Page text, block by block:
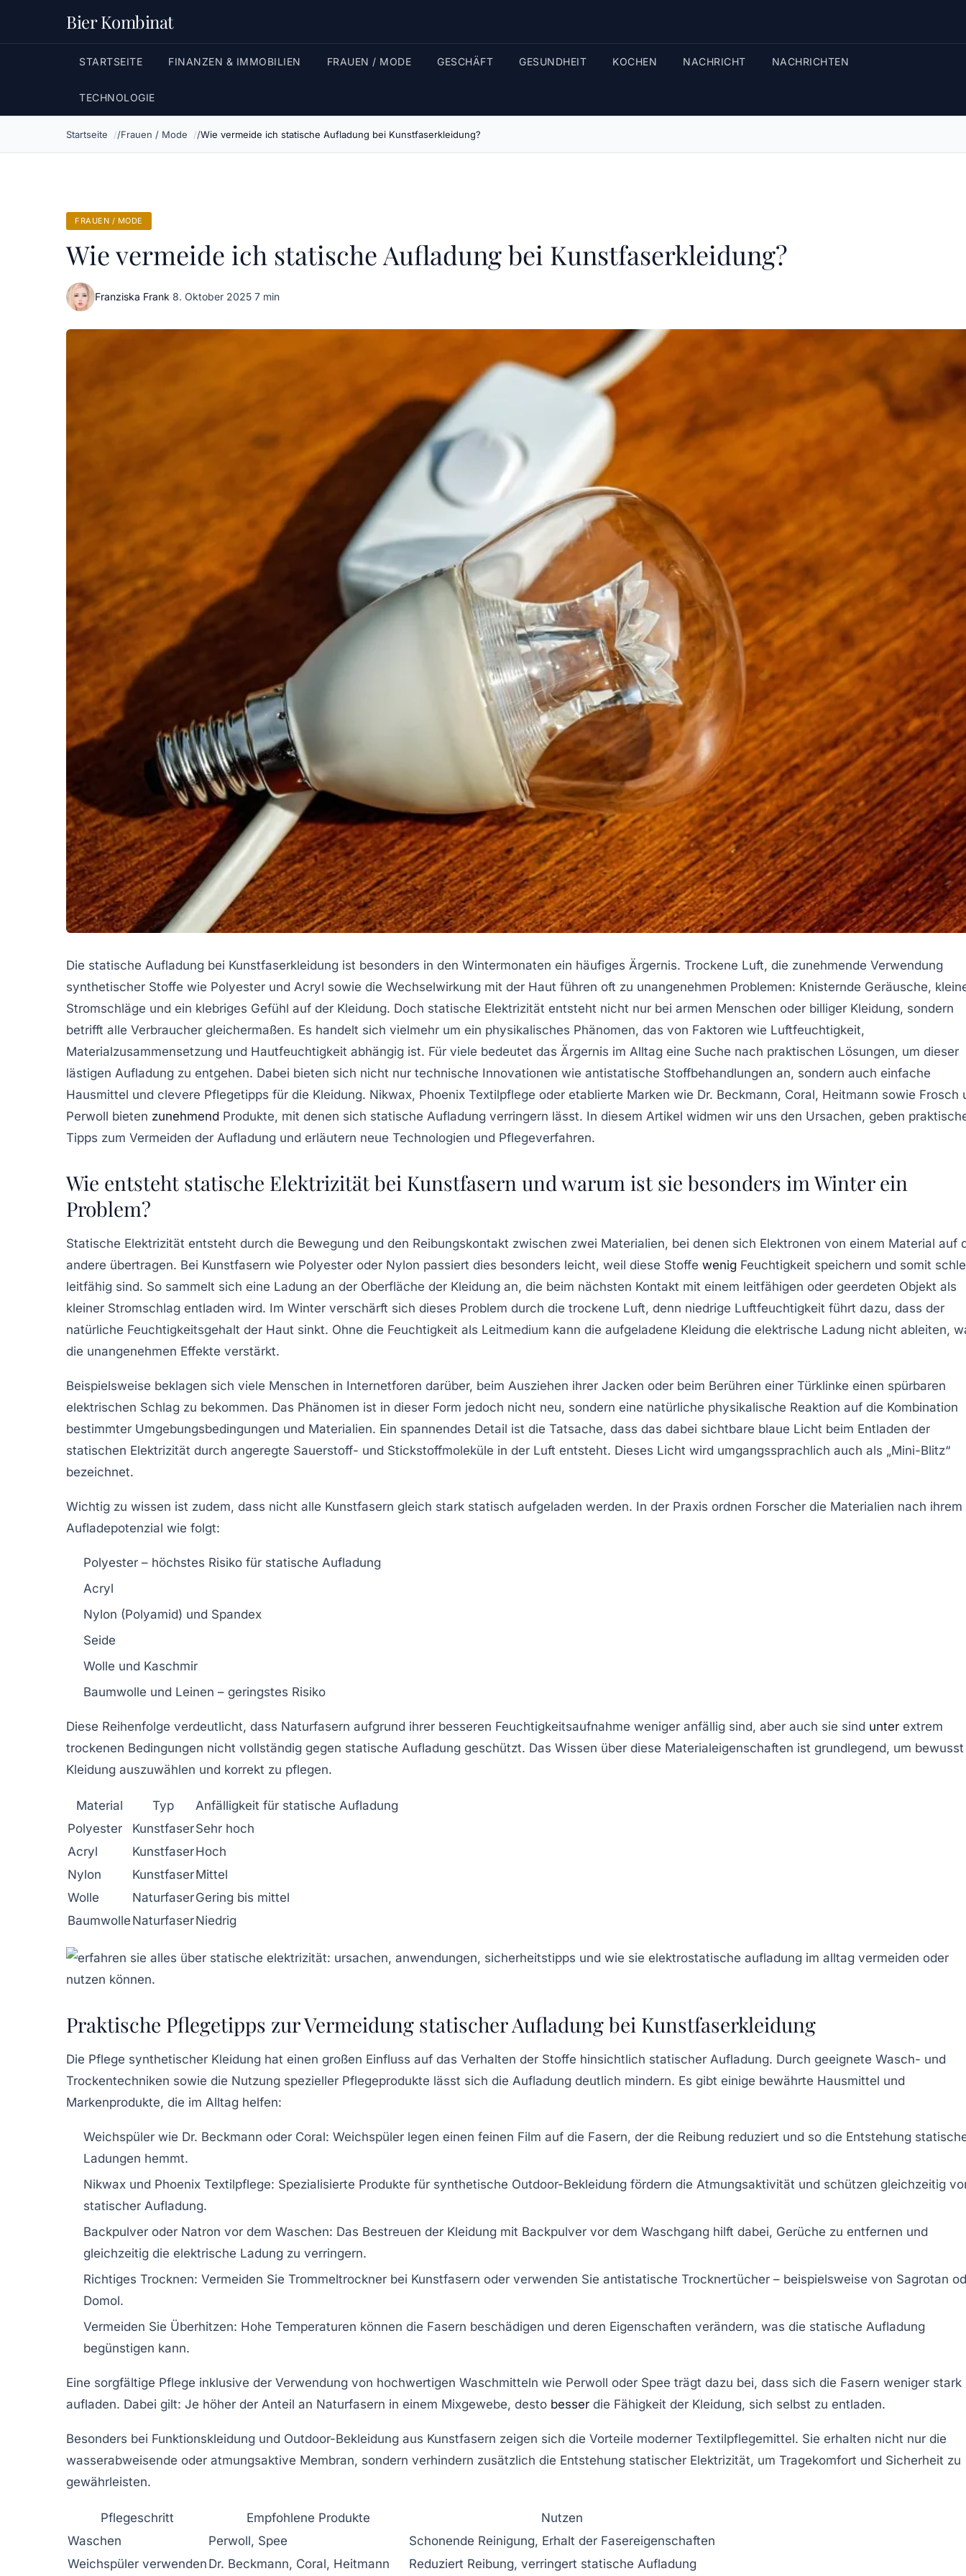
Bier Kombinat
STARTSEITE FINANZEN & IMMOBILIEN FRAUEN / MODE GESCHÄFT GESUNDHEIT KOCHEN NACHRICHT NACHRICHTEN
TECHNOLOGIE
Startseite Frauen / Mode Wie vermeide ich statische Aufladung bei Kunstfaserkleidung?
FRAUEN / MODE
Wie vermeide ich statische Aufladung bei Kunstfaserkleidung?
Franziska Frank·8. Oktober 2025·7 min
Die statische Aufladung bei Kunstfaserkleidung ist besonders in den Wintermonaten ein häufiges Ärgernis. Trockene Luft, die zunehmende Verwendung
synthetischer Stoffe wie Polyester und Acryl sowie die Wechselwirkung mit der Haut führen oft zu unangenehmen Problemen: Knisternde Geräusche,
Stromschläge und ein klebriges Gefühl auf der Kleidung. Doch statische Elektrizität entsteht nicht nur bei armen Menschen oder billiger Kleidung, sondern
betrifft alle Verbraucher gleichermaßen. Es handelt sich vielmehr um ein physikalisches Phänomen, das von Faktoren wie Luftfeuchtigkeit,
Materialzusammensetzung und Hautfeuchtigkeit abhängig ist. Für viele bedeutet das Ärgernis im Alltag eine Suche nach praktischen Lösungen, um dieser
lästigen Aufladung zu entgehen. Dabei bieten sich nicht nur technische Innovationen wie antistatische Stoffbehandlungen an, sondern auch einfache
Hausmittel und clevere Pflegetipps für die Kleidung. Nikwax, Phoenix Textilpflege oder etablierte Marken wie Dr. Beckmann, Coral, Heitmann sowie Frosch
Perwoll bieten zunehmend Produkte, mit denen sich statische Aufladung verringern lässt. In diesem Artikel widmen wir uns den Ursachen, geben
Tipps zum Vermeiden der Aufladung und erläutern neue Technologien und Pflegeverfahren.
Wie entsteht statische Elektrizität bei Kunstfasern und warum ist sie besonders im Winter ein
Problem?
Statische Elektrizität entsteht durch die Bewegung und den Reibungskontakt zwischen zwei Materialien, bei denen sich Elektronen von einem Material auf
andere übertragen. Bei Kunstfasern wie Polyester oder Nylon passiert dies besonders leicht, weil diese Stoffe wenig Feuchtigkeit speichern und somit
leitfähig sind. So sammelt sich eine Ladung an der Oberfläche der Kleidung an, die beim nächsten Kontakt mit einem leitfähigen oder geerdeten Objekt als
kleiner Stromschlag entladen wird. Im Winter verschärft sich dieses Problem durch die trockene Luft, denn niedrige Luftfeuchtigkeit führt dazu, dass der
natürliche Feuchtigkeitsgehalt der Haut sinkt. Ohne die Feuchtigkeit als Leitmedium kann die aufgeladene Kleidung die elektrische Ladung nicht ableiten,
die unangenehmen Effekte verstärkt.
Beispielsweise beklagen sich viele Menschen in Internetforen darüber, beim Ausziehen ihrer Jacken oder beim Berühren einer Türklinke einen spürbaren
elektrischen Schlag zu bekommen. Das Phänomen ist in dieser Form jedoch nicht neu, sondern eine natürliche physikalische Reaktion auf die Kombination
bestimmter Umgebungsbedingungen und Materialien. Ein spannendes Detail ist die Tatsache, dass das dabei sichtbare blaue Licht beim Entladen der
statischen Elektrizität durch angeregte Sauerstoff- und Stickstoffmoleküle in der Luft entsteht. Dieses Licht wird umgangssprachlich auch als „Mini-Blitz“
bezeichnet.
Wichtig zu wissen ist zudem, dass nicht alle Kunstfasern gleich stark statisch aufgeladen werden. In der Praxis ordnen Forscher die Materialien nach ihrem
Aufladepotenzial wie folgt:
Polyester – höchstes Risiko für statische Aufladung
Acryl
Nylon (Polyamid) und Spandex
Seide
Wolle und Kaschmir
Baumwolle und Leinen – geringstes Risiko
Diese Reihenfolge verdeutlicht, dass Naturfasern aufgrund ihrer besseren Feuchtigkeitsaufnahme weniger anfällig sind, aber auch sie sind unter extrem
trockenen Bedingungen nicht vollständig gegen statische Aufladung geschützt. Das Wissen über diese Materialeigenschaften ist grundlegend, um bewusst
Kleidung auszuwählen und korrekt zu pflegen.
Material Typ
Anfälligkeit für statische Aufladung
Polyester
KunstfaserSehr hoch
Acryl
KunstfaserHoch
Nylon
KunstfaserMittel
Wolle
NaturfaserGering bis mittel
Baumwolle NaturfaserNiedrig
Praktische Pflegetipps zur Vermeidung statischer Aufladung bei Kunstfaserkleidung
Die Pflege synthetischer Kleidung hat einen großen Einfluss auf das Verhalten der Stoffe hinsichtlich statischer Aufladung. Durch geeignete Wasch- und
Trockentechniken sowie die Nutzung spezieller Pflegeprodukte lässt sich die Aufladung deutlich mindern. Es gibt einige bewährte Hausmittel und
Markenprodukte, die im Alltag helfen:
Weichspüler wie Dr. Beckmann oder Coral: Weichspüler legen einen feinen Film auf die Fasern, der die Reibung reduziert und so die Entstehung
Ladungen hemmt.
Nikwax und Phoenix Textilpflege: Spezialisierte Produkte für synthetische Outdoor-Bekleidung fördern die Atmungsaktivität und schützen gleichzeitig
statischer Aufladung.
Backpulver oder Natron vor dem Waschen: Das Bestreuen der Kleidung mit Backpulver vor dem Waschgang hilft dabei, Gerüche zu entfernen und
gleichzeitig die elektrische Ladung zu verringern.
Richtiges Trocknen: Vermeiden Sie Trommeltrockner bei Kunstfasern oder verwenden Sie antistatische Trocknertücher – beispielsweise von Sagrotan
Domol.
Vermeiden Sie Überhitzen: Hohe Temperaturen können die Fasern beschädigen und deren Eigenschaften verändern, was die statische Aufladung
begünstigen kann.
Eine sorgfältige Pflege inklusive der Verwendung von hochwertigen Waschmitteln wie Perwoll oder Spee trägt dazu bei, dass sich die Fasern weniger stark
aufladen. Dabei gilt: Je höher der Anteil an Naturfasern in einem Mixgewebe, desto besser die Fähigkeit der Kleidung, sich selbst zu entladen.
Besonders bei Funktionskleidung und Outdoor-Bekleidung aus Kunstfasern zeigen sich die Vorteile moderner Textilpflegemittel. Sie erhalten nicht nur die
wasserabweisende oder atmungsaktive Membran, sondern verhindern zusätzlich die Entstehung statischer Elektrizität, um Tragekomfort und Sicherheit zu
gewährleisten.
Pflegeschritt Empfohlene Produkte
Nutzen
Waschen
Perwoll, Spee
Schonende Reinigung, Erhalt der Fasereigenschaften
Weichspüler verwenden Dr. Beckmann, Coral, Heitmann Reduziert Reibung, verringert statische Aufladung